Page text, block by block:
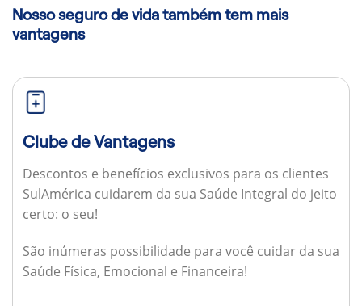
Nosso seguro de vida também tem mais
vantagens
Clube de Vantagens
Descontos e benefícios exclusivos para os clientes
SulAmérica cuidarem da sua Saúde Integral do jeito
certo: o seu!
São inúmeras possibilidade para você cuidar da sua
Saúde Física, Emocional e Financeira!